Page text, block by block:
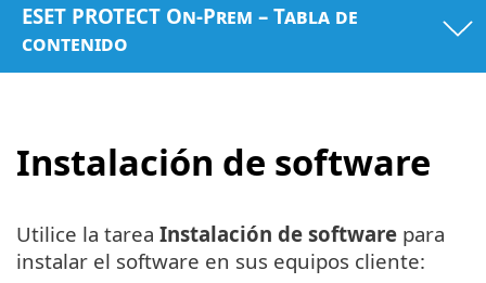
ESET PROTECT On-Prem – Tabla de
contenido
Instalación de software
Utilice la tarea Instalación de software para
instalar el software en sus equipos cliente: